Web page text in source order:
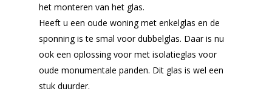
het monteren van het glas.
Heeft u een oude woning met enkelglas en de
sponning is te smal voor dubbelglas. Daar is nu
ook een oplossing voor met isolatieglas voor
oude monumentale panden. Dit glas is wel een
stuk duurder.